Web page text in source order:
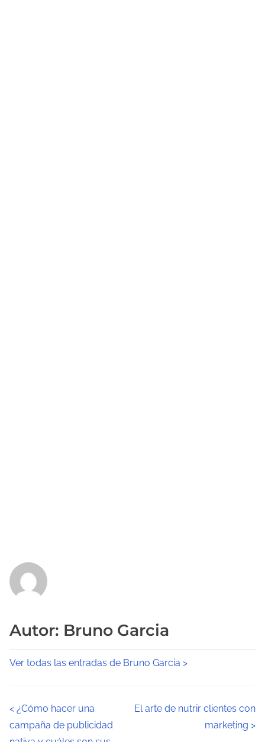
Autor: Bruno Garcia
Ver todas las entradas de Bruno Garcia >
N
a
< ¿Cómo hacer una
campaña de publicidad
El arte de nutrir clientes con
marketing >